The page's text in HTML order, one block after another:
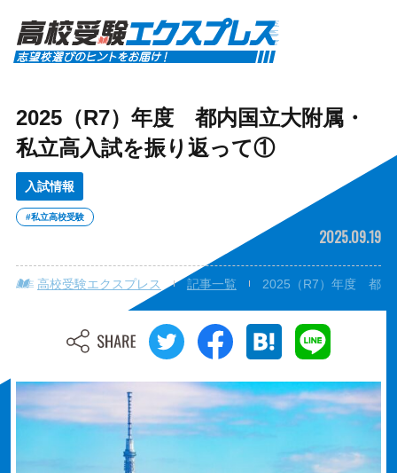
2025（R7）年度 都内国立大附属・
私立高入試を振り返って①
入試情報
#私立高校受験
2025.09.19
高校受験エクスプレス 記事一覧 2025（R7）年度 都内